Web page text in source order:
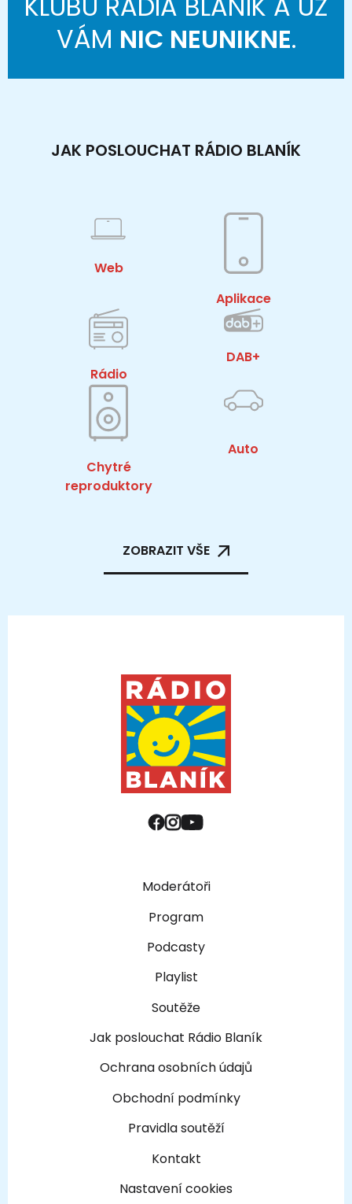
VÁM NIC NEUNIKNE.
JAK POSLOUCHAT RÁDIO BLANÍK
Web
Aplikace
Rádio
DAB+
Chytré
reproduktory
Auto
ZOBRAZIT VŠE
Moderátoři
Program
Podcasty
Playlist
Soutěže
Jak poslouchat Rádio Blaník
Ochrana osobních údajů
Obchodní podmínky
Pravidla soutěží
Kontakt
Nastavení cookies